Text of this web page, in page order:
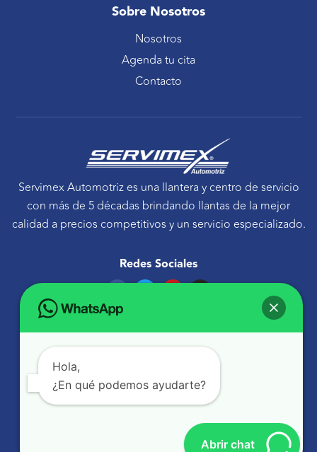
Sobre Nosotros
Nosotros
Agenda tu cita
Contacto
Servimex Automotriz es una llantera y centro de servicio
con más de 5 décadas brindando llantas de la mejor
calidad a precios competitivos y un servicio especializado.
Redes Sociales
F
c
e
o
o
T
e
r
Y
b
e
I
g
r
Avenida Tecnológico 30 Sur Querétaro, Qro.
atencionaclientes@servimexauto.mx
442 216 1855
442 479 2695
Hola,
¿En qué podemos ayudarte?
Abrir chat